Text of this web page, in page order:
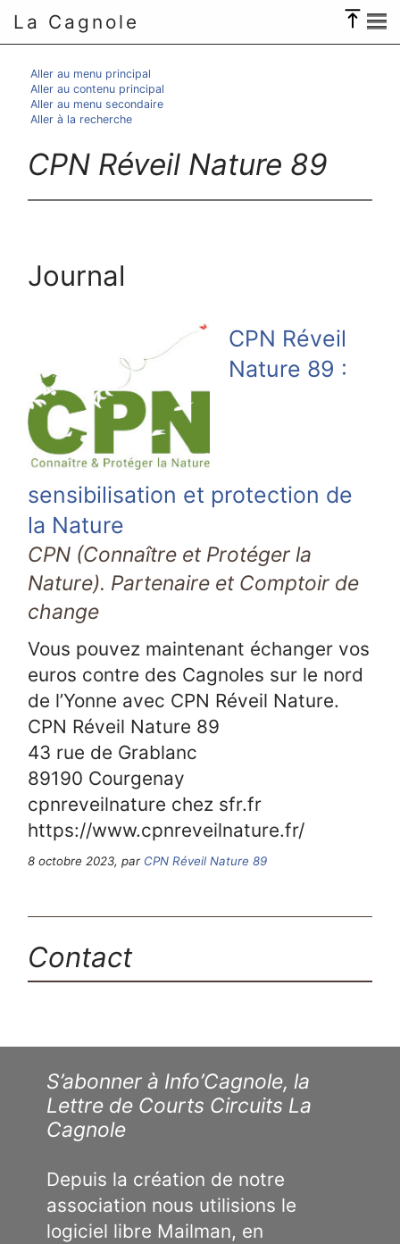
La Cagnole
Aller au menu principal
Aller au contenu principal
Aller au menu secondaire
Aller à la recherche
CPN Réveil Nature 89
Journal
CPN Réveil
Nature 89 :
sensibilisation et protection de
la Nature
CPN (Connaître et Protéger la
Nature). Partenaire et Comptoir de
change
Vous pouvez maintenant échanger vos
euros contre des Cagnoles sur le nord
de l’Yonne avec CPN Réveil Nature.
CPN Réveil Nature 89
43 rue de Grablanc
89190 Courgenay
cpnreveilnature chez sfr.fr
https://www.cpnreveilnature.fr/
8 octobre 2023, par CPN Réveil Nature 89
Contact
S’abonner à Info’Cagnole, la
Lettre de Courts Circuits La
Cagnole
Depuis la création de notre
association nous utilisions le
logiciel libre Mailman, en